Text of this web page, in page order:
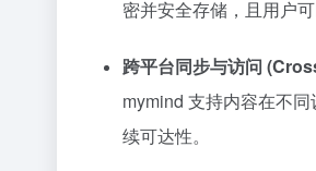
密并安全存储，且用户
跨平台同步与访问
mymind 支持内容在不
续可达性。